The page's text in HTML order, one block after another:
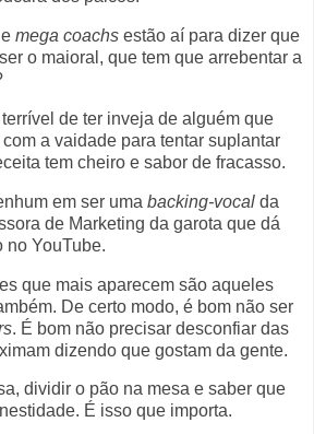
e mega coachs estão aí para dizer que
o maioral, que tem que arrebentar a
de ter inveja de alguém que
a vaidade para tentar suplantar
tem cheiro e sabor de fracasso.
em ser uma backing-vocal da
de Marketing da garota que dá
no YouTube.
que mais aparecem são aqueles
De certo modo, é bom não ser
. É bom não precisar desconfiar das
dizendo que gostam da gente.
dividir o pão na mesa e saber que
É isso que importa.